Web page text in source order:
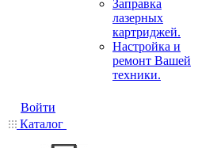
Заправка
лазерных
картриджей.
Настройка и
ремонт Вашей
техники.
Войти
Каталог